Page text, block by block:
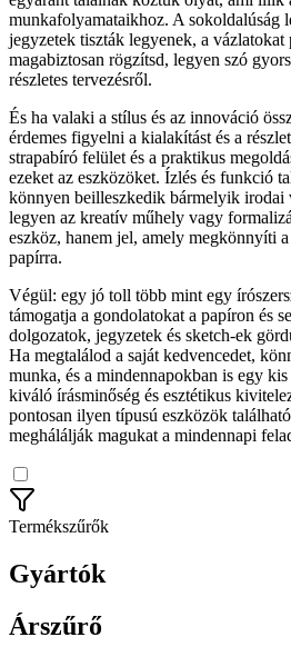
munkafolyamataikhoz. A sokoldalúság
jegyzetek tiszták legyenek, a vázlatokat
magabiztosan rögzítsd, legyen szó
részletes tervezésről.
És ha valaki a stílus és az innováció
érdemes figyelni a kialakítást és a
strapabíró felület és a praktikus
ezeket az eszközöket. Ízlés és funkció
könnyen beilleszkedik bármelyik irodai
legyen az kreatív műhely vagy
eszköz, hanem jel, amely megkönnyíti
papírra.
Végül: egy jó toll több mint egy
támogatja a gondolatokat a papíron és
dolgozatok, jegyzetek és sketch-ek
Ha megtalálod a saját kedvencedet,
munka, és a mindennapokban is egy
kiváló írásminőség és esztétikus
pontosan ilyen típusú eszközök
meghálálják magukat a mindennapi
Termékszűrők
Gyártók
Árszűrő